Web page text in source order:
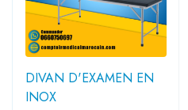
DIVAN D'EXAMEN EN
INOX